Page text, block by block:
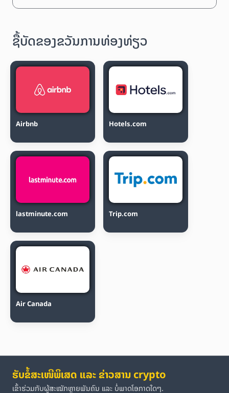
ຊື້ບັດຂອງຂວັນການທ່ອງທ່ຽວ
Airbnb Hotels.com
lastminute.com Trip.com
Air Canada
ຮັບຂໍ້ສະເໜີພິເສດ ແລະ ຂ່າວສານ crypto
ເຂົ້າຮ່ວມກັບຜູ້ສະໝັກຫຼາຍພັນຄົນ ແລະ ບໍ່ພາດໂອກາດໃດໆ.